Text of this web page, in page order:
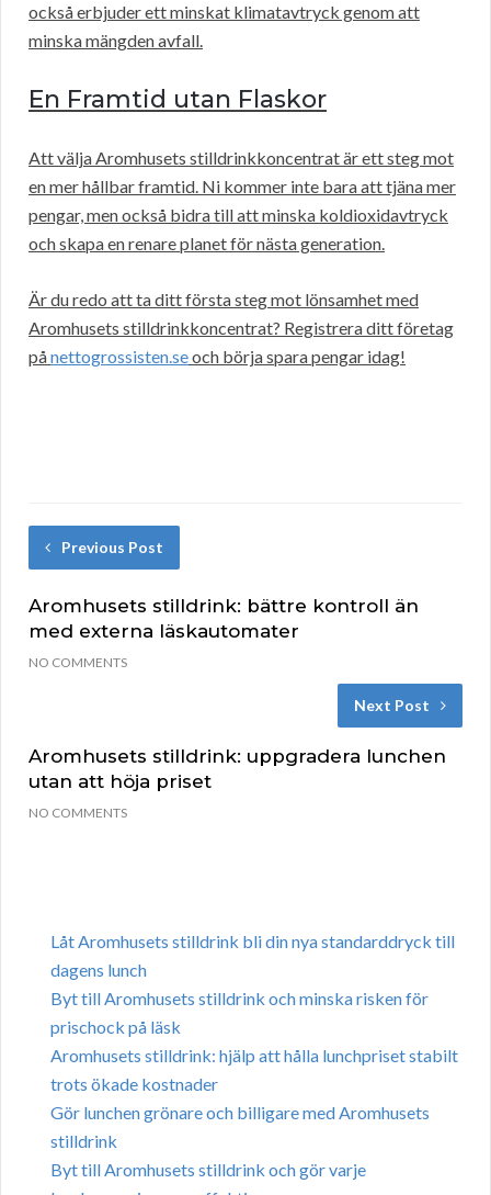
också erbjuder ett minskat klimatavtryck genom att
minska mängden avfall.
En Framtid utan Flaskor
Att välja Aromhusets stilldrinkkoncentrat är ett steg mot
en mer hållbar framtid. Ni kommer inte bara att tjäna mer
pengar, men också bidra till att minska koldioxidavtryck
och skapa en renare planet för nästa generation.
Är du redo att ta ditt första steg mot lönsamhet med
Aromhusets stilldrinkkoncentrat? Registrera ditt företag
pånettogrossisten.seoch börja spara pengar idag!
Previous Post
Aromhusets stilldrink: bättre kontroll än
med externa läskautomater
NO COMMENTS
Next Post
Aromhusets stilldrink: uppgradera lunchen
utan att höja priset
NO COMMENTS
Låt Aromhusets stilldrink bli din nya standarddryck till
dagens lunch
Byt till Aromhusets stilldrink och minska risken för
prischock på läsk
Aromhusets stilldrink: hjälp att hålla lunchpriset stabilt
trots ökade kostnader
Gör lunchen grönare och billigare med Aromhusets
stilldrink
Byt till Aromhusets stilldrink och gör varje